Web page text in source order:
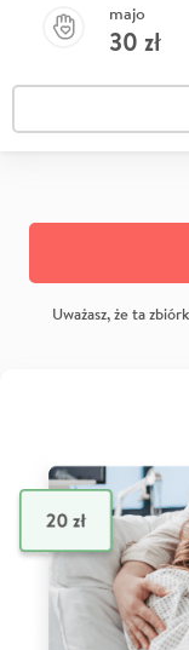
majo
30 zł
Uważasz, że ta